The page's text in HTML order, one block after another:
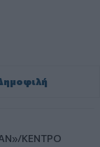
ΚΕΝΤΡΟ